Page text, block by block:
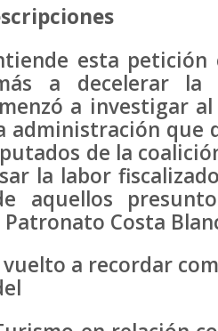
esta
a decelerar la
a investigar
administración que
de la
la labor
aquellos
Costa
a recordar